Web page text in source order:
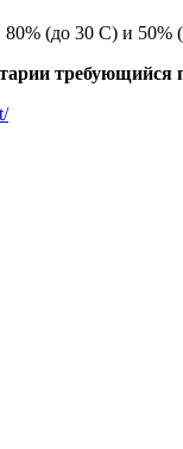
80% (до 30 С) и
требующийся